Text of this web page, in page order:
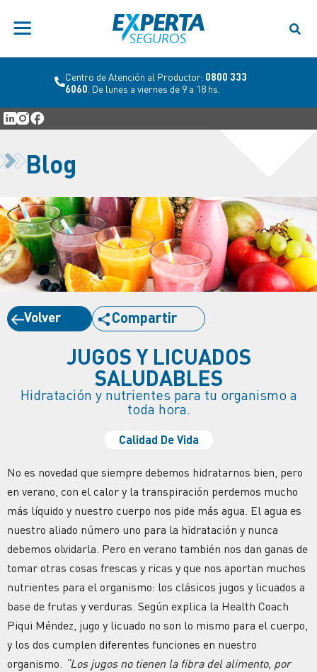
Centro de Atención al Productor: 0800 333
6060 . De lunes a viernes de 9 a 18 hs.
Blog
Volver Compartir
JUGOS Y LICUADOS
SALUDABLES
Hidratación y nutrientes para tu organismo a
toda hora.
Calidad De Vida
No es novedad que siempre debemos hidratarnos bien, pero
en verano, con el calor y la transpiración perdemos mucho
más líquido y nuestro cuerpo nos pide más agua. El agua es
nuestro aliado número uno para la hidratación y nunca
debemos olvidarla. Pero en verano también nos dan ganas de
tomar otras cosas frescas y ricas y que nos aportan muchos
nutrientes para el organismo: los clásicos jugos y licuados a
base de frutas y verduras. Según explica la Health Coach
Piqui Méndez, jugo y licuado no son lo mismo para el cuerpo,
y los dos cumplen diferentes funciones en nuestro
organismo. “Los jugos no tienen la fibra del alimento, por